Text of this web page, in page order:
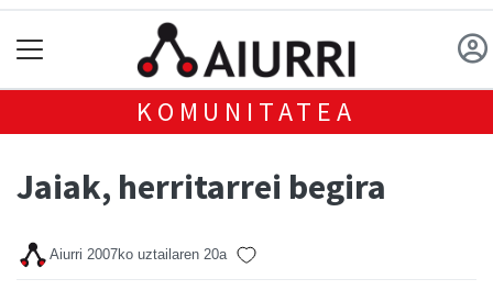
KOMUNITATEA
Jaiak, herritarrei begira
Aiurri 2007ko uztailaren 20a